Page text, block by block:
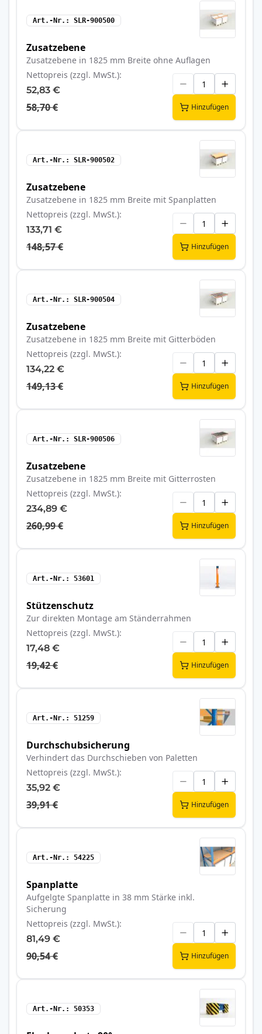
Art.-Nr. SLR-900500
Zusatzebene
Zusatzebene in 1825 mm Breite ohne Auflagen
Nettopreis (zzgl. MwSt.)
52,83 €
58,70 € Hinzufügen
Art.-Nr. SLR-900502
Zusatzebene
Zusatzebene in 1825 mm Breite mit Spanplatten
Nettopreis (zzgl. MwSt.)
133,71 €
148,57 € Hinzufügen
Art.-Nr. SLR-900504
Zusatzebene
Zusatzebene in 1825 mm Breite mit Gitterböden
Nettopreis (zzgl. MwSt.)
134,22 €
149,13 € Hinzufügen
Art.-Nr. SLR-900506
Zusatzebene
Zusatzebene in 1825 mm Breite mit Gitterrosten
Nettopreis (zzgl. MwSt.)
234,89 €
260,99 € Hinzufügen
Art.-Nr. 53601
Stützenschutz
Zur direkten Montage am Ständerrahmen
Nettopreis (zzgl. MwSt.)
17,48 €
19,42 € Hinzufügen
Art.-Nr. 51259
Durchschubsicherung
Verhindert das Durchschieben von Paletten
Nettopreis (zzgl. MwSt.)
35,92 €
39,91 € Hinzufügen
Art.-Nr. 54225
Spanplatte
Aufgelgte Spanplatte in 38 mm Stärke inkl.
Sicherung
Nettopreis (zzgl. MwSt.)
81,49 €
90,54 € Hinzufügen
Art.-Nr. 50353